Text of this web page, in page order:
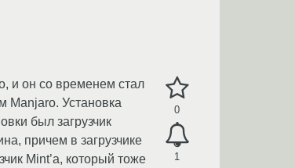
0
1
и он со временем стал
Manjaro. Установка
был загрузчик
причем в загрузчике
Mint’а, который тоже